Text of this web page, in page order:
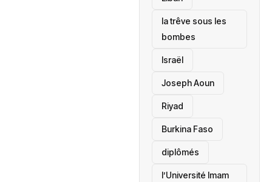
la trêve sous les
bombes
Israël
Joseph Aoun
Riyad
Burkina Faso
diplômés
l’Université Imam